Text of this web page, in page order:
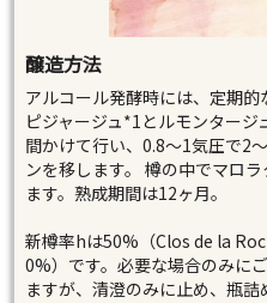
醸造方法
アルコール発酵時には、定期
ピジャージュ*1とルモンター
間かけて行い、0.8～1気圧で2
ンを移します。 樽の中でマロ
ます。熟成期間は12ヶ月。
新樽率hは50%（Clos de la
0%）です。必要な場合のみに
ますが、清澄のみに止め、瓶詰